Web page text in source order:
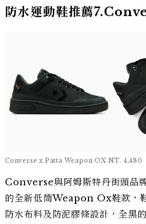
防水運動鞋推薦
Converse x Patta Weapon OX NT. 4,480
Converse與阿姆斯特丹街頭品
的全新低筒Weapon Ox鞋款
防水布料及防泥膠條設計，全黑